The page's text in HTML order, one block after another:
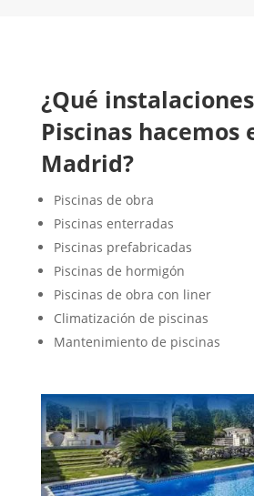
¿Qué
Piscinas hacemos
Madrid?
Piscinas de obra
Piscinas enterradas
Piscinas prefabricadas
Piscinas de hormigón
Piscinas de obra con liner
Climatización de piscinas
Mantenimiento de piscinas